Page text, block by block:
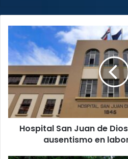
Hospital
Juan
de
Dios
registra
un
40%
de
ausentismo
Hospital San Juan de
ausentismo en